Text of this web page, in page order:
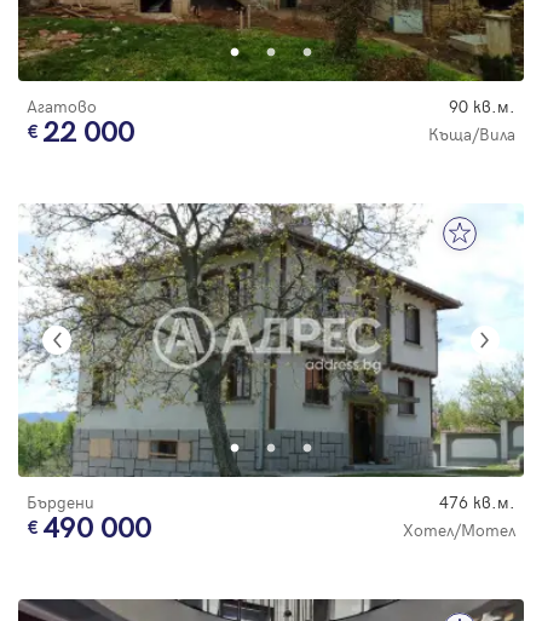
Агатово 90 кв.м.
22 000 Къща/Вила
Бърдени 476 кв.м.
490 000 Хотел/Мотел